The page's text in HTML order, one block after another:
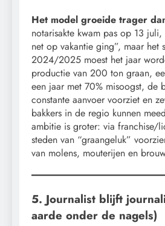
Het model groeide trager
notarisakte kwam pas op 13
net op vakantie ging”, maar het
2024/2025 moest het jaar
productie van 200 ton graan,
een jaar met 70% misoogst, de
constante aanvoer voorziet en
bakkers in de regio kunnen
ambitie is groter: via franchise/
steden van “graangeluk”
van molens, mouterijen en
5. Journalist blijft
aarde onder de nagels)